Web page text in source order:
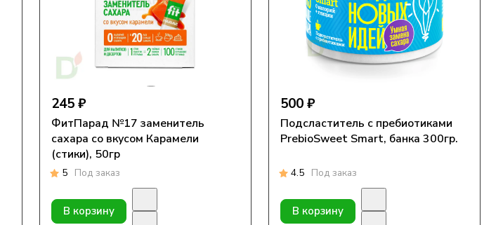
245 ₽
ФитПарад №17 заменитель
сахара со вкусом Карамели
(стики), 50гр
5 Под заказ
В корзину
500 ₽
Подсластитель с пребиотиками
PrebioSweet Smart, банка 300гр.
4.5 Под заказ
В корзину